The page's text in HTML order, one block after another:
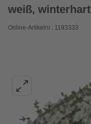
weiß, winterhart
Online-Artikelnr.: 1193333